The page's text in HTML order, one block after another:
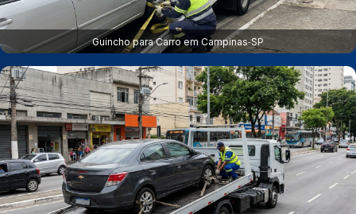
Guincho para Carro em Campinas‑SP